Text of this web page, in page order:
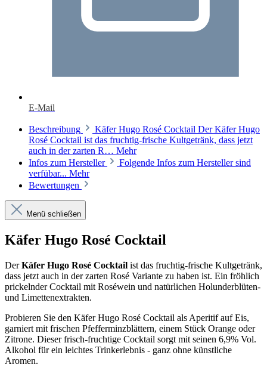
E-Mail
Beschreibung
Käfer Hugo Rosé Cocktail Der Käfer Hugo
Rosé Cocktail ist das fruchtig-frische Kultgetränk, dass jetzt
auch in der zarten R… Mehr
Infos zum Hersteller
Folgende Infos zum Hersteller sind
verfübar... Mehr
Bewertungen
Menü schließen
Käfer Hugo Rosé Cocktail
DerKäfer Hugo Rosé Cocktail ist das fruchtig-frische Kultgetränk,
dass jetzt auch in der zarten Rosé Variante zu haben ist. Ein fröhlich
prickelnder Cocktail mit Roséwein und natürlichen Holunderblüten-
und Limettenextrakten.
Probieren Sie den Käfer Hugo Rosé Cocktail als Aperitif auf Eis,
garniert mit frischen Pfefferminzblättern, einem Stück Orange oder
Zitrone. Dieser frisch-fruchtige Cocktail sorgt mit seinen 6,9% Vol.
Alkohol für ein leichtes Trinkerlebnis - ganz ohne künstliche
Aromen.